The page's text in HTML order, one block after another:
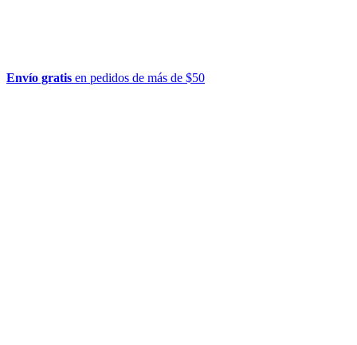
Envío gratis en pedidos de más de $50